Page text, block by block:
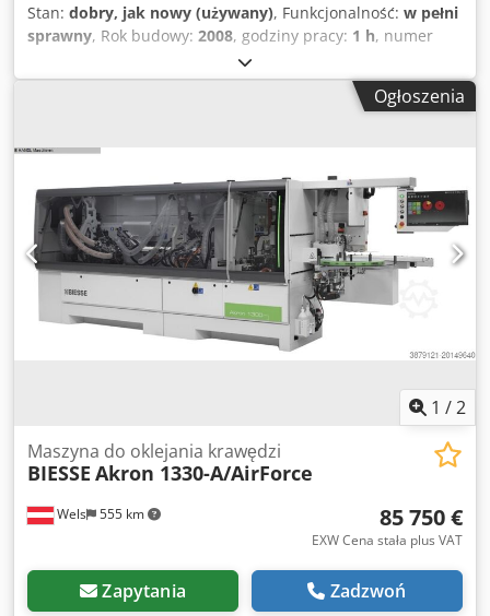
Stan: dobry, jak nowy (używany), Funkcjonalność: w pełni
sprawny, Rok budowy: 2008, godziny pracy: 1 h, numer
6151922015
narzędzi demonstracyjnych, przetestowanych i w pełni
funkcjonalnych: Używany pistolet pneumatyczny Chicago
ze startem przyciskiem Wyjście: sześciokątne 1/4" F
moment obrotowy: 2,0 do 5,5 Nm Prędkość biegu jałowego:
1470 min-1 Długość: 220 mm Cjdpev Im Ncjfx Ad Njha
Waga: 1,0 kg Inne narzędzia do produkcji przemysłowej i
utrzymania ruchu na zapytanie.
Ogłoszenia
1 /2
Wels 555 km
Maszyna do oklejania krawędzi
BIESSE Akron 1330-A/AirForce
85 750 €
EXW Cena stała plus VAT
Zapytania Zadzwoń